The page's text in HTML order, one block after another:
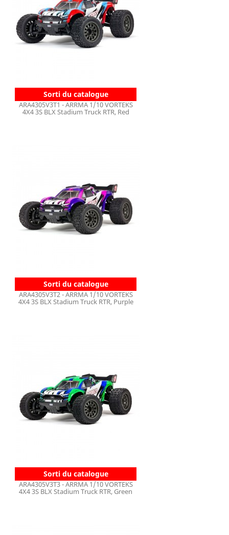
Sorti du catalogue
ARA4305V3T1 - ARRMA 1/10 VORTEKS
4X4 3S BLX Stadium Truck RTR, Red
Sorti du catalogue
ARA4305V3T2 - ARRMA 1/10 VORTEKS
4X4 3S BLX Stadium Truck RTR, Purple
Sorti du catalogue
ARA4305V3T3 - ARRMA 1/10 VORTEKS
4X4 3S BLX Stadium Truck RTR, Green